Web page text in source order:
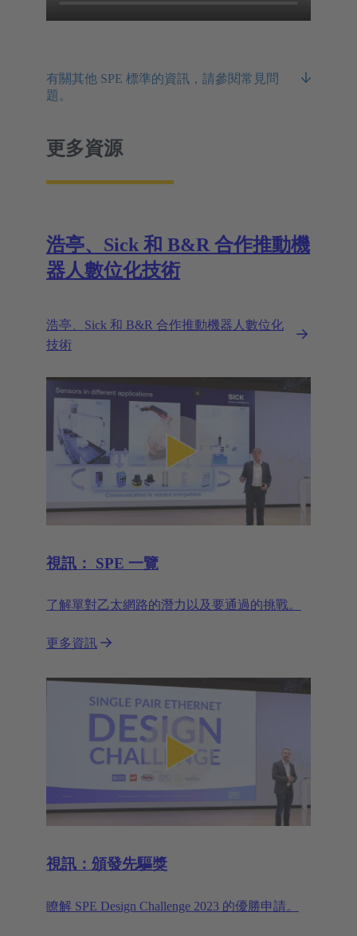
有關其他 SPE 標準的資訊，請參閱常見問
題。
更多資源
浩亭、Sick 和 B&R 合作推動機
器人數位化技術
浩亭、Sick 和 B&R 合作推動機器人數位化
技術
視訊： SPE 一覽
了解單對乙太網路的潛力以及要通過的挑戰。
更多資訊
視訊：頒發先驅獎
瞭解 SPE Design Challenge 2023 的優勝申請。